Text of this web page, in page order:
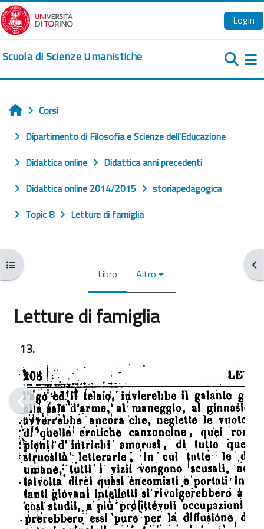
Vai al contenuto principale
Login
Scuola di Scienze Umanistiche
Apri indice del corso
Home
Corsi
Dipartimento di Filosofia e Scienze dell'Educazione
Didattica online
Didattica anni precedenti
Didattica online 2014/2015
storiapedagogica
Topic 8
Letture di famiglia
Libro Altro
Letture di famiglia
13.